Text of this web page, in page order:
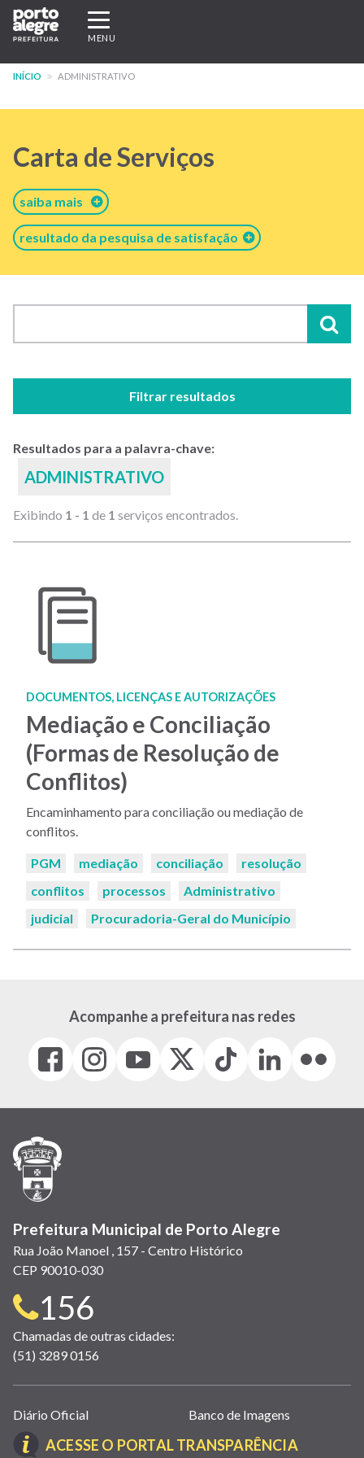
Pular
para
conteúdo
Expandir/recolher
navegação
MENU
INÍCIO ADMINISTRATIVO
Carta de Serviços
saiba mais
resultado da pesquisa de satisfação
Filtrar resultados
Resultados para a palavra-chave:
ADMINISTRATIVO
Exibindo 1 - 1 de 1 serviços encontrados.
DOCUMENTOS, LICENÇAS E AUTORIZAÇÕES
Mediação e Conciliação
(Formas de Resolução de
Conflitos)
Encaminhamento para conciliação ou mediação de
conflitos.
Palavras-
PGM mediação conciliação
resolução
conflitos
processos
Administrativo
judicial
Procuradoria-Geral do Município
Acompanhe a prefeitura nas redes
Facebook
(link
em
janela)
Instagram
(link
em
(link
em
(Antigo
(link
Tiktok
(link
em
LinkedIn
(link
em
(link
em
Prefeitura Municipal de Porto Alegre
Rua João Manoel , 157 - Centro Histórico
CEP 90010-030
Telefone
para
contato:
156
Chamadas de outras cidades:
(51) 3289 0156
Links
úteis
(abrem
Diário Oficial Banco de Imagens
ACESSE O PORTAL TRANSPARÊNCIA(LINK